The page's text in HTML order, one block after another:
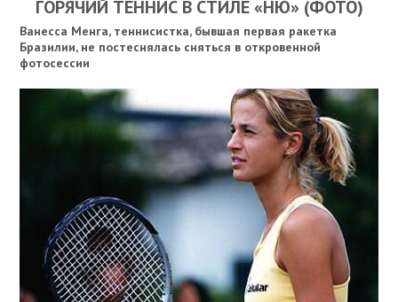
ГОРЯЧИЙ ТЕННИС В СТИЛЕ «НЮ» (ФОТО)
Ванесса Менга, теннисистка, бывшая первая ракетка
Бразилии, не постеснялась сняться в откровенной
фотосессии